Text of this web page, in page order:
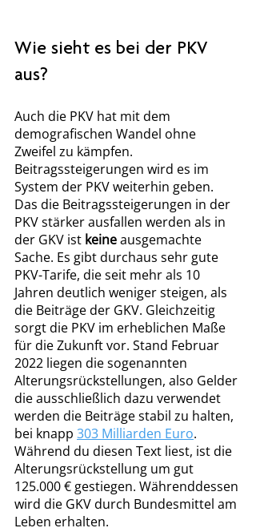
Wie sieht es bei der PKV
aus?
Auch die PKV hat mit dem
demografischen Wandel ohne
Zweifel zu kämpfen.
Beitragssteigerungen wird es im
System der PKV weiterhin geben.
Das die Beitragssteigerungen in der
PKV stärker ausfallen werden als in
der GKV ist keine ausgemachte
Sache. Es gibt durchaus sehr gute
PKV-Tarife, die seit mehr als 10
Jahren deutlich weniger steigen, als
die Beiträge der GKV. Gleichzeitig
sorgt die PKV im erheblichen Maße
für die Zukunft vor. Stand Februar
2022 liegen die sogenannten
Alterungsrückstellungen, also Gelder
die ausschließlich dazu verwendet
werden die Beiträge stabil zu halten,
bei knapp 303 Milliarden Euro.
Während du diesen Text liest, ist die
Alterungsrückstellung um gut
125.000 € gestiegen. Währenddessen
wird die GKV durch Bundesmittel am
Leben erhalten.